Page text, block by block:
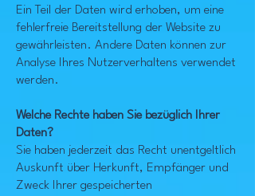
Ein Teil der Daten wird erhoben, um eine
fehlerfreie Bereitstellung der Website zu
gewährleisten. Andere Daten können zur
Analyse Ihres Nutzerverhaltens verwendet
werden.
Welche Rechte haben Sie bezüglich Ihrer
Daten?
Sie haben jederzeit das Recht unentgeltlich
Auskunft über Herkunft, Empfänger und
Zweck Ihrer gespeicherten